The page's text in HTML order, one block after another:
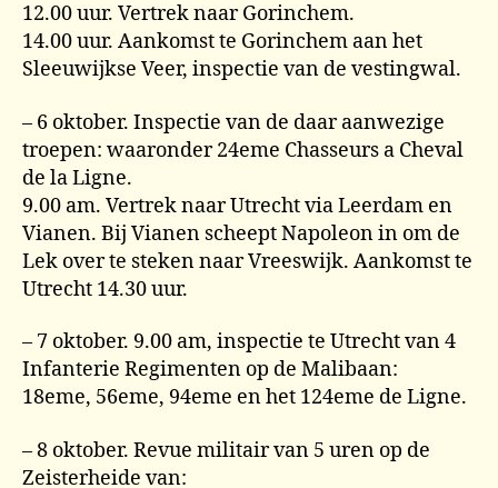
12.00 uur. Vertrek naar Gorinchem.
14.00 uur. Aankomst te Gorinchem aan het
Sleeuwijkse Veer, inspectie van de vestingwal.
– 6 oktober. Inspectie van de daar aanwezige
troepen: waaronder 24eme Chasseurs a Cheval
de la Ligne.
9.00 am. Vertrek naar Utrecht via Leerdam en
Vianen. Bij Vianen scheept Napoleon in om de
Lek over te steken naar Vreeswijk. Aankomst te
Utrecht 14.30 uur.
– 7 oktober. 9.00 am, inspectie te Utrecht van 4
Infanterie Regimenten op de Malibaan:
18eme, 56eme, 94eme en het 124eme de Ligne.
– 8 oktober. Revue militair van 5 uren op de
Zeisterheide van: